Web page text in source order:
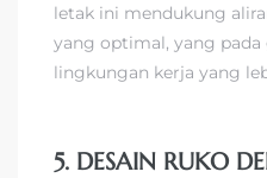
letak ini mendukung
yang optimal, yang
lingkungan kerja yang
5. DESAIN RUKO